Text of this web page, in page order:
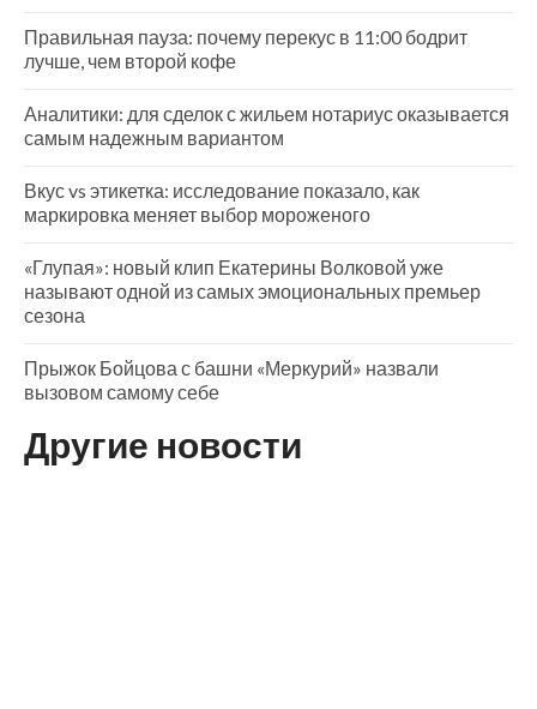
Правильная пауза: почему перекус в 11:00 бодрит
лучше, чем второй кофе
Аналитики: для сделок с жильем нотариус оказывается
самым надежным вариантом
Вкус vs этикетка: исследование показало, как
маркировка меняет выбор мороженого
«Глупая»: новый клип Екатерины Волковой уже
называют одной из самых эмоциональных премьер
сезона
Прыжок Бойцова с башни «Меркурий» назвали
вызовом самому себе
Другие новости